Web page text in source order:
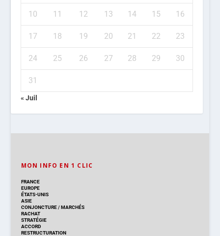
10 11 12 13 14 15 16
17 18 19 20 21 22 23
24 25 26 27 28 29 30
31
« Juil
MON INFO EN 1 CLIC
FRANCE
EUROPE
ÉTATS-UNIS
ASIE
CONJONCTURE/MARCHÉS
RACHAT
STRATÉGIE
ACCORD
RESTRUCTURATION